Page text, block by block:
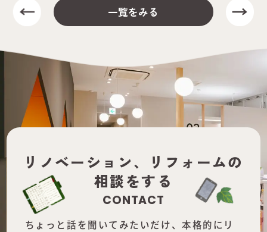
一覧をみる
リノベーション、
リフォームの
相談をする
CONTACT
ちょっと話を聞いてみたいだけ、本格的にリ